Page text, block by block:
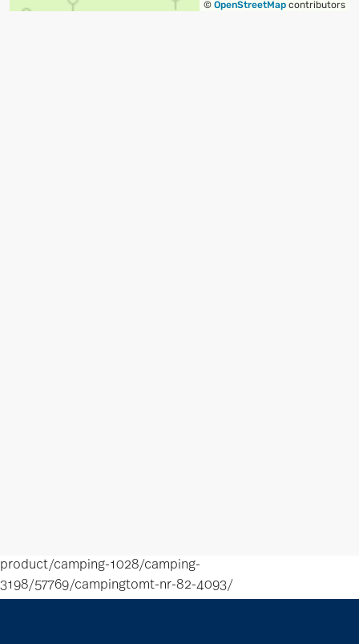
© OpenStreetMap contributors
product/camping-1028/camping-
3198/57769/campingtomt-nr-82-4093/